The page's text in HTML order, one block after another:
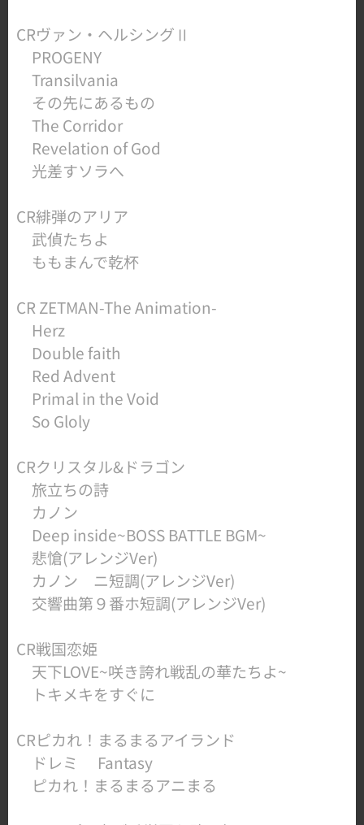
​CRヴァン・ヘルシングⅡ​
PROGENY
Transilvania
その先にあるもの
The Corridor
Revelation of God
​ 光差すソラへ
​CR緋弾のアリア
武偵たちよ
​ ももまんで乾杯
​CR ZETMAN-The Animation-
Herz
Double faith
Red Advent
Primal in the Void
​ So Gloly
​CRクリスタル&ドラゴン
旅立ちの詩
カノン
Deep inside~BOSS BATTLE BGM~
悲愴(アレンジVer)
カノン ニ短調(アレンジVer)
​ 交響曲第９番ホ短調(アレンジVer)
​CR戦国恋姫
天下LOVE~咲き誇れ戦乱の華たちよ~
​ トキメキをすぐに
​CRピカれ！まるまるアイランド
ドレミ⭐︎Fantasy
​ ピカれ！まるまるアニまる